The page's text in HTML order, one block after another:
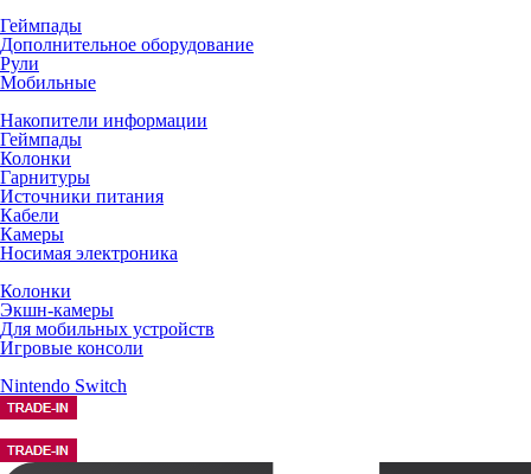
Геймпады
Дополнительное оборудование
Рули
Мобильные
Накопители информации
Геймпады
Колонки
Гарнитуры
Источники питания
Кабели
Камеры
Носимая электроника
Колонки
Экшн-камеры
Для мобильных устройств
Игровые консоли
Nintendo Switch